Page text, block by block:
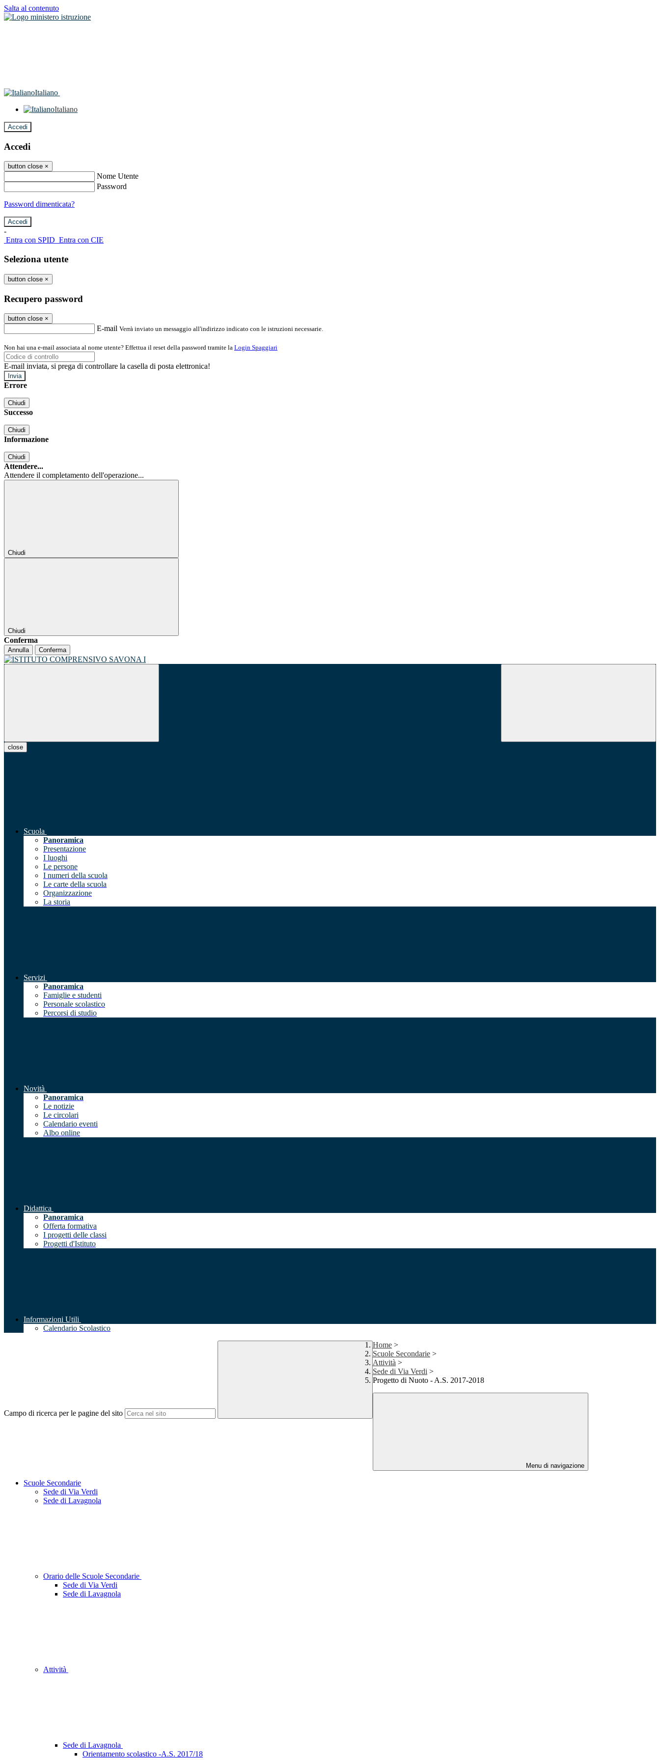
Salta al contenuto
Italiano
Italiano
Accedi
Accedi
button close ×
Nome Utente
Password
Password dimenticata?
-
Entra con SPID Entra con CIE
Seleziona utente
button close ×
Recupero password
button close ×
E-mail Verrà inviato un messaggio all'indirizzo indicato con le istruzioni necessarie.
Non hai una e-mail associata al nome utente? Effettua il reset della password tramite la Login Spaggiari
E-mail inviata, si prega di controllare la casella di posta elettronica!
Errore
Chiudi
Successo
Chiudi
Informazione
Chiudi
Attendere...
Attendere il completamento dell'operazione...
Chiudi
Chiudi
Conferma
Annulla Conferma
close
Scuola
Panoramica
Presentazione
I luoghi
Le persone
I numeri della scuola
Le carte della scuola
Organizzazione
La storia
Servizi
Panoramica
Famiglie e studenti
Personale scolastico
Percorsi di studio
Novità
Panoramica
Le notizie
Le circolari
Calendario eventi
Albo online
Didattica
Panoramica
Offerta formativa
I progetti delle classi
Progetti d'Istituto
Informazioni Utili
Calendario Scolastico
Campo di ricerca per le pagine del sito
Home >
Scuole Secondarie >
Attività >
Sede di Via Verdi >
Progetto di Nuoto - A.S. 2017-2018
Menu di navigazione
Scuole Secondarie
Sede di Via Verdi
Sede di Lavagnola
Orario delle Scuole Secondarie
Sede di Via Verdi
Sede di Lavagnola
Attività
Sede di Lavagnola
Orientamento scolastico -A.S. 2017/18